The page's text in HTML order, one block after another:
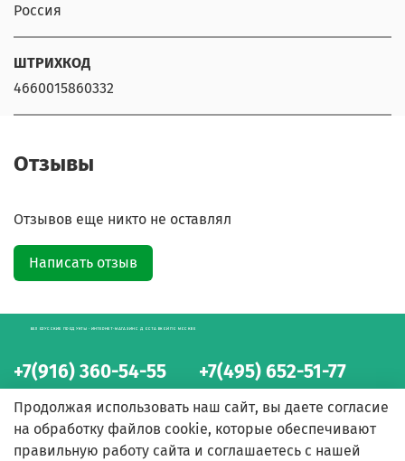
Россия
ШТРИХКОД
4660015860332
Отзывы
Отзывов еще никто не оставлял
Написать отзыв
+7(916) 360-54-55 +7(495) 652-51-77
БЕЛОРУССКИЕ ПРОДУКТЫ - ИНТЕРНЕТ-МАГАЗИН С ДОСТАВКОЙ ПО МОСКВЕ
Продолжая использовать наш сайт, вы даете согласие
на обработку файлов cookie, которые обеспечивают
правильную работу сайта и соглашаетесь с нашей